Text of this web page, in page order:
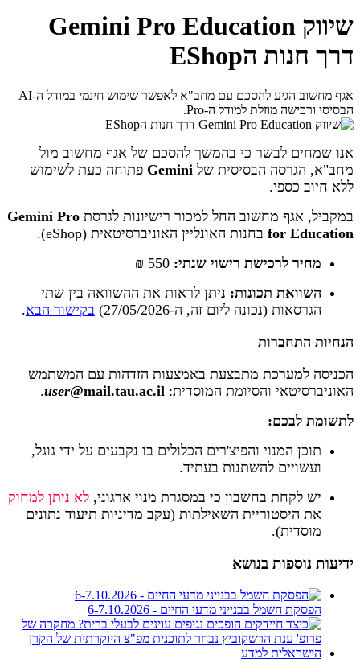
שיווק Gemini Pro Education
דרך חנות הEShop
אגף מחשוב הגיע להסכם עם מחב"א לאפשר שימוש חינמי במודל ה-AI
הבסיסי ורכישה מוזלת למודל ה-Pro.
אנו שמחים לבשר כי בהמשך להסכם של אגף מחשוב מול
מחב"א, הגרסה הבסיסית של Gemini פתוחה כעת לשימוש
ללא חיוב כספי.
במקביל, אגף מחשוב החל למכור רישיונות לגרסת Gemini Pro
for Education בחנות האונליין האוניברסיטאית (eShop).
מחיר לרכישת רישוי שנתי:
השוואת תכונות: ניתן לראות את ההשוואה בין שתי
הגרסאות (נכונה ליום זה, ה-27/05/2026)
בקישור הבא.
הנחיות התחברות
הכניסה למערכת מתבצעת באמצעות הזדהות עם המשתמש
האוניברסיטאי והסיומת המוסדית:
user@mail.tau.ac.il
.
לתשומת לבכם:
תוכן המנוי והפיצ'רים הכלולים בו נקבעים על ידי גוגל,
ועשויים להשתנות בעתיד.
יש לקחת בחשבון כי במסגרת מנוי ארגוני, לא ניתן למחוק
את היסטוריית השאילתות (עקב מדיניות תיעוד נתונים
מוסדית).
ידיעות נוספות בנושא
הפסקת חשמל בבנייני מדעי החיים - 6-7.10.2026